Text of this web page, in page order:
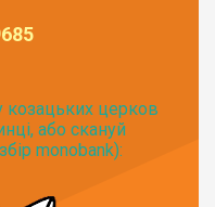
козацьких церков
або скануй
monobank):